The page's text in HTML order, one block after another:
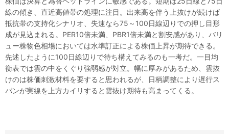
線の傾き、直近高値帯の処理に注目。出来高を伴う上抜けが続けば
抵抗帯の支持化シナリオ、失速なら75～100日線辺りでの押し目形
成が見込まれる。PER10倍未満、PBR1倍未満と割安感があり、バリ
ュー株物色相場においては水準訂正による株価上昇が期待できる。
先述したように100日線辺りで待ち構えてみるのも一考だ。一目均
衡表では雲の中をくぐり強弱感が対立。幅に厚みがあるため、雲抜
けのは株価刺激材料を要すると思われるが、日柄調整により遅行ス
パンが実線を上方カイリすると雲抜け期待も高まってくる。